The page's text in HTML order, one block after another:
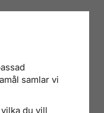
samlar vi
du vill